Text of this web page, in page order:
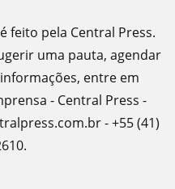
feito pela Central Press.
uma pauta, agendar
entre em
- Central Press -
- +55 (41)